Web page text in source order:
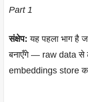
Part 1
संक्षेप: यह पहला भाग है
बनाएँगे — raw data
embeddings store